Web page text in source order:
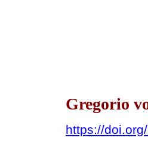
Gregorio
https://